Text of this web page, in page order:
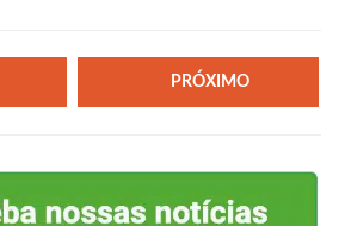
PRÓXIMO